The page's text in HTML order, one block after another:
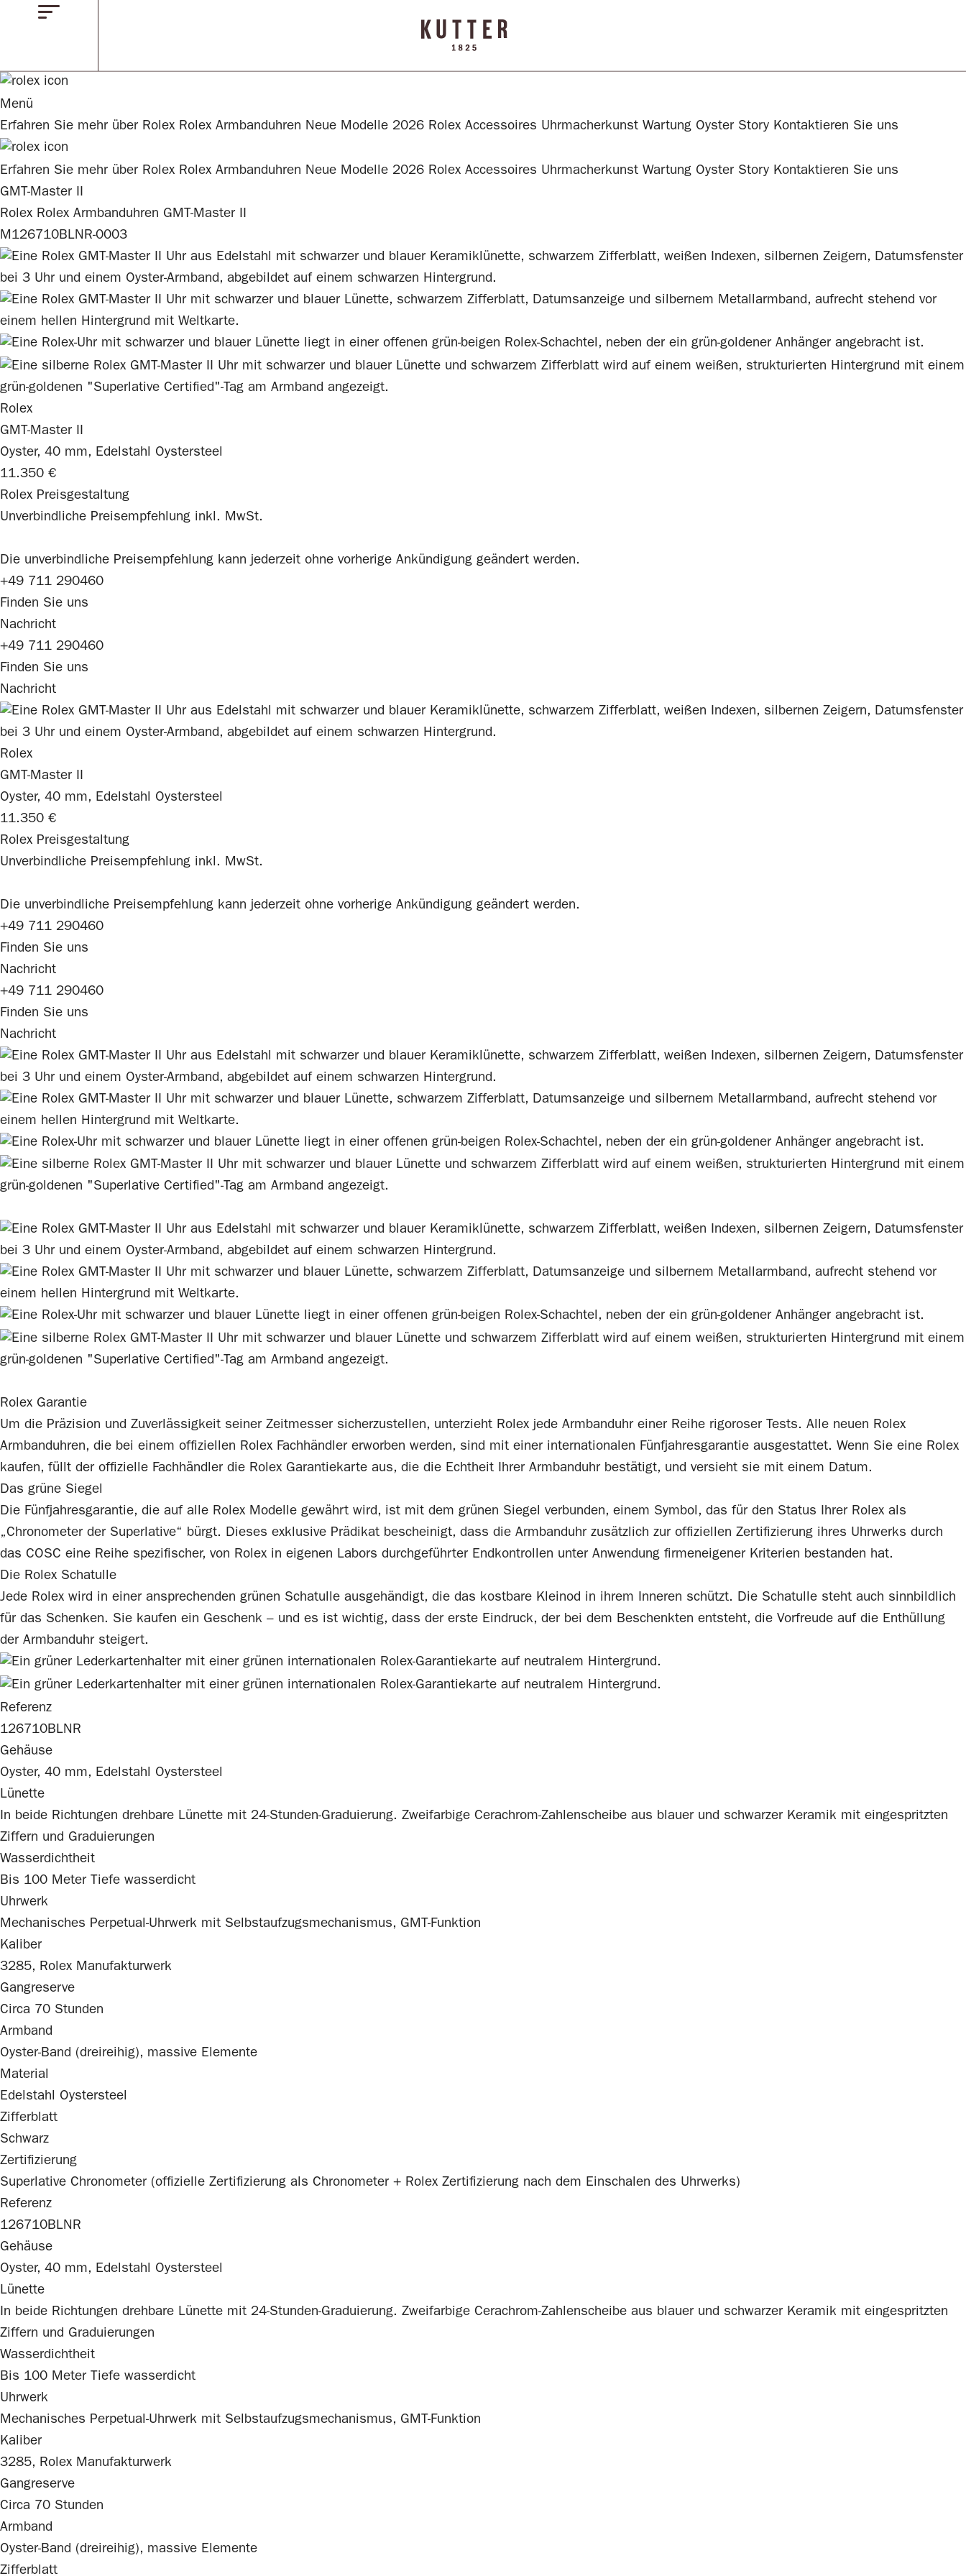
Menü
Erfahren Sie mehr über Rolex Rolex Armbanduhren Neue Modelle 2026 Rolex Accessoires Uhrmacherkunst Wartung Oyster Story Kontaktieren Sie uns
Erfahren Sie mehr über Rolex Rolex Armbanduhren Neue Modelle 2026 Rolex Accessoires Uhrmacherkunst Wartung Oyster Story Kontaktieren Sie uns
GMT-Master II
Rolex Rolex Armbanduhren GMT-Master II
M126710BLNR-0003
Rolex
GMT-Master II
Oyster, 40 mm, Edelstahl Oystersteel
11.350 €
Rolex Preisgestaltung
Unverbindliche Preisempfehlung inkl. MwSt.
Die unverbindliche Preis­empfehlung kann jederzeit ohne vorherige Ankündigung geändert werden.
+49 711 290460
Finden Sie uns
Nachricht
+49 711 290460
Finden Sie uns
Nachricht
Rolex
GMT-Master II
Oyster, 40 mm, Edelstahl Oystersteel
11.350 €
Rolex Preisgestaltung
Unverbindliche Preisempfehlung inkl. MwSt.
Die unverbindliche Preis­empfehlung kann jederzeit ohne vorherige Ankündigung geändert werden.
+49 711 290460
Finden Sie uns
Nachricht
+49 711 290460
Finden Sie uns
Nachricht
Rolex Garantie
Um die Präzision und Zuverlässigkeit seiner Zeitmesser sicherzustellen, unterzieht Rolex jede Armbanduhr einer Reihe rigoroser Tests. Alle neuen Rolex
Armbanduhren, die bei einem offiziellen Rolex Fachhändler erworben werden, sind mit einer internationalen Fünfjahres­garantie ausgestattet. Wenn Sie eine Rolex
kaufen, füllt der offizielle Fachhändler die Rolex Garantiekarte aus, die die Echtheit Ihrer Armbanduhr bestätigt, und versieht sie mit einem Datum.
Das grüne Siegel
Die Fünfjahresgarantie, die auf alle Rolex Modelle gewährt wird, ist mit dem grünen Siegel verbunden, einem Symbol, das für den Status Ihrer Rolex als
„Chronometer der Superlative“ bürgt. Dieses exklusive Prädikat bescheinigt, dass die Armbanduhr zusätzlich zur offiziellen Zertifizierung ihres Uhrwerks durch
das COSC eine Reihe spezifischer, von Rolex in eigenen Labors durchgeführter Endkontrollen unter Anwendung firmeneigener Kriterien bestanden hat.
Die Rolex Schatulle
Jede Rolex wird in einer ansprechenden grünen Schatulle ausgehändigt, die das kostbare Kleinod in ihrem Inneren schützt. Die Schatulle steht auch sinnbildlich
für das Schenken. Sie kaufen ein Geschenk – und es ist wichtig, dass der erste Eindruck, der bei dem Beschenkten entsteht, die Vorfreude auf die Enthüllung
der Armbanduhr steigert.
Referenz
126710BLNR
Gehäuse
Oyster, 40 mm, Edelstahl Oystersteel
Lünette
In beide Richtungen drehbare Lünette mit 24-Stunden-Graduierung. Zweifarbige Cerachrom-Zahlenscheibe aus blauer und schwarzer Keramik mit eingespritzten
Ziffern und Graduierungen
Wasserdichtheit
Bis 100 Meter Tiefe wasserdicht
Uhrwerk
Mechanisches Perpetual-Uhrwerk mit Selbstaufzugsmechanismus, GMT-Funktion
Kaliber
3285, Rolex Manufakturwerk
Gangreserve
Circa 70 Stunden
Armband
Oyster-Band (dreireihig), massive Elemente
Material
Edelstahl Oystersteel
Zifferblatt
Schwarz
Zertifizierung
Superlative Chronometer (offizielle Zertifizierung als Chronometer + Rolex Zertifizierung nach dem Einschalen des Uhrwerks)
Referenz
126710BLNR
Gehäuse
Oyster, 40 mm, Edelstahl Oystersteel
Lünette
In beide Richtungen drehbare Lünette mit 24-Stunden-Graduierung. Zweifarbige Cerachrom-Zahlenscheibe aus blauer und schwarzer Keramik mit eingespritzten
Ziffern und Graduierungen
Wasserdichtheit
Bis 100 Meter Tiefe wasserdicht
Uhrwerk
Mechanisches Perpetual-Uhrwerk mit Selbstaufzugsmechanismus, GMT-Funktion
Kaliber
3285, Rolex Manufakturwerk
Gangreserve
Circa 70 Stunden
Armband
Oyster-Band (dreireihig), massive Elemente
Zifferblatt